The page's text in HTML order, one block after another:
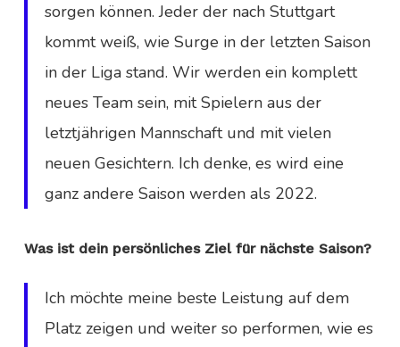
sorgen können. Jeder der nach Stuttgart
kommt weiß, wie Surge in der letzten Saison
in der Liga stand. Wir werden ein komplett
neues Team sein, mit Spielern aus der
letztjährigen Mannschaft und mit vielen
neuen Gesichtern. Ich denke, es wird eine
ganz andere Saison werden als 2022.
Was ist dein persönliches Ziel für nächste Saison?
Ich möchte meine beste Leistung auf dem
Platz zeigen und weiter so performen, wie es